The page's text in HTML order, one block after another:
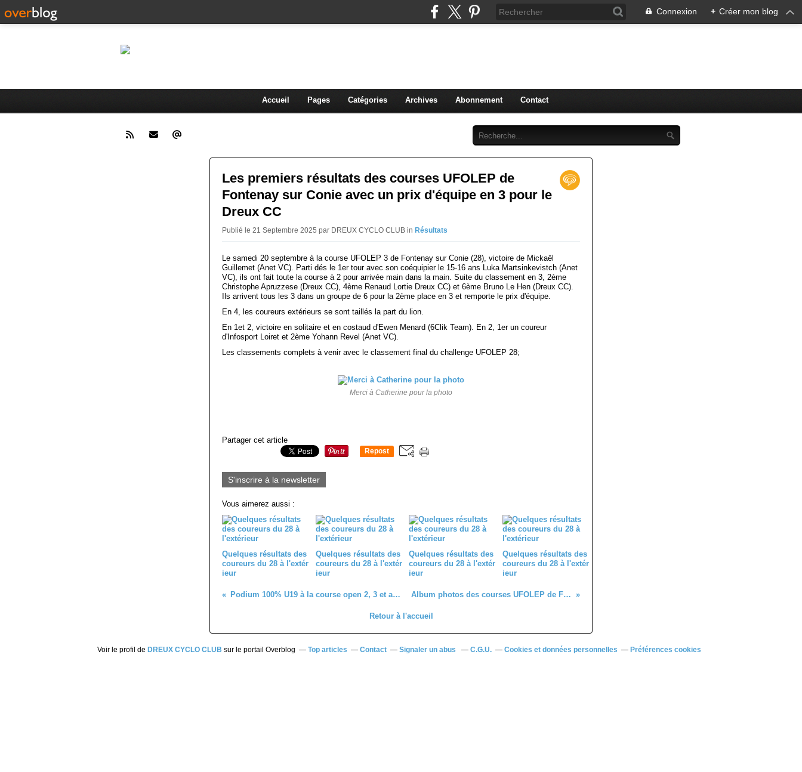
Connexion + Créer mon blog
Accueil Pages Catégories Archives Abonnement Contact
Les premiers résultats des courses UFOLEP de
Fontenay sur Conie avec un prix d'équipe en 3 pour le
Dreux CC
Publié le 21 Septembre 2025 par DREUX CYCLO CLUB in Résultats
Le samedi 20 septembre à la course UFOLEP 3 de Fontenay sur Conie (28), victoire de Mickaël
Guillemet (Anet VC). Parti dés le 1er tour avec son coéquipier le 15-16 ans Luka Martsinkevistch (Anet
VC), ils ont fait toute la course à 2 pour arrivée main dans la main. Suite du classement en 3, 2ème
Christophe Apruzzese (Dreux CC), 4ème Renaud Lortie Dreux CC) et 6ème Bruno Le Hen (Dreux CC).
Ils arrivent tous les 3 dans un groupe de 6 pour la 2ème place en 3 et remporte le prix d'équipe.
En 4, les coureurs extérieurs se sont taillés la part du lion.
En 1et 2, victoire en solitaire et en costaud d'Ewen Menard (6Clik Team). En 2, 1er un coureur
d'Infosport Loiret et 2ème Yohann Revel (Anet VC).
Les classements complets à venir avec le classement final du challenge UFOLEP 28;
Merci à Catherine pour la photo
Partager cet article
Repost
S'inscrire à la newsletter
Vous aimerez aussi :
Quelques résultats des
coureurs du 28 à l'extér
ieur
Quelques résultats des
coureurs du 28 à l'extér
ieur
Quelques résultats des
coureurs du 28 à l'extér
ieur
Quelques résultats des
coureurs du 28 à l'extér
ieur
Podium 100% U19 à la course open 2, 3 et access du samedi 20 septembre de Monthou sur Cher (41) Album photos des courses UFOLEP de Fontenay du Conie (28) du samedi 20 septembre 2025
Retour à l'accueil
Voir le profil de DREUX CYCLO CLUB sur le portail Overblog Top articles Contact Signaler un abus C.G.U. Cookies et données personnelles Préférences cookies